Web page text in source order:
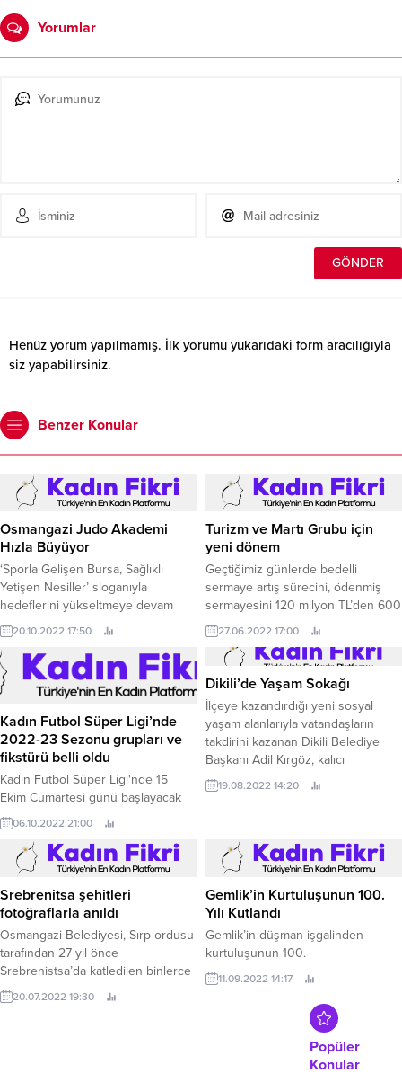
Yorumlar
Henüz yorum yapılmamış. İlk yorumu yukarıdaki form aracılığıyla
siz yapabilirsiniz.
Benzer Konular
Osmangazi Judo Akademi
Hızla Büyüyor
‘Sporla Gelişen Bursa, Sağlıklı
Yetişen Nesiller’ sloganıyla
hedeflerini yükseltmeye devam
eden Osmangazi Belediyespor,
‘Judo Akademi’ programıyla
eğitimlerini aralıksız sürdürüyor.
20.10.2022 17:50
Turizm ve Martı Grubu için
yeni dönem
Geçtiğimiz günlerde bedelli
sermaye artış sürecini, ödenmiş
sermayesini 120 milyon TL’den 600
milyon TL’ye çıkartarak başarılı bir
şekilde tamamlayan Martı Otel
İşletmeleri’nin Yönetim Kurulu
Başkanı Oya Narin, “Markamızın
pozisyonunu daha ileri taşıyacak
adımları atacak olmanın şevk ve
gururu içerisindeyiz” dedi.
27.06.2022 17:00
Kadın Futbol Süper Ligi’nde
2022-23 Sezonu grupları ve
fikstürü belli oldu
Kadın Futbol Süper Ligi'nde 15
Ekim Cumartesi günü başlayacak
olan 2023-2023 Sezonunun grup
kura ve fikstür çekimi bugün
gerçekleştirildi.
06.10.2022 21:00
Dikili’de Yaşam Sokağı
İlçeye kazandırdığı yeni sosyal
yaşam alanlarıyla vatandaşların
takdirini kazanan Dikili Belediye
Başkanı Adil Kırgöz, kalıcı
hizmetlerine bir yenisini daha
ekledi.
19.08.2022 14:20
Srebrenitsa şehitleri
fotoğraflarla anıldı
Osmangazi Belediyesi, Sırp ordusu
tarafından 27 yıl önce
Srebrenistsa’da katledilen binlerce
Boşnak sivili anmak adına
‘Serenatsa Soykırımı’ konulu
20.07.2022 19:30
Gemlik’in Kurtuluşunun 100.
Yılı Kutlandı
Gemlik’in düşman işgalinden
kurtuluşunun 100.
11.09.2022 14:17
Popüler
Konular